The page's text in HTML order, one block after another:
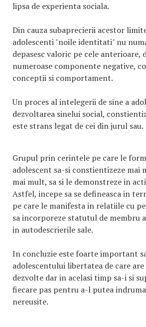
lipsa de experienta sociala.
Din cauza subaprecierii acestor
adolescenti "noile identitati" nu
depasesc valoric pe cele anterioare,
numeroase componente negative,
conceptii si comportament.
Un proces al intelegerii de sine a
dezvoltarea sinelui social,
este strans legat de cei din jurul sau.
Grupul prin cerintele pe care le
adolescent sa-si constientizeze mai
mai mult, sa si le demonstreze in
Astfel, incepe sa se defineasca in
pe care le manifesta in relatiile cu
sa incorporeze statutul de membru
in autodescrierile sale.
In concluzie este foarte important
adolescentului libertatea de care are
dezvolte dar in acelasi timp sa-i si
fiecare pas pentru a-l putea
nereusite.